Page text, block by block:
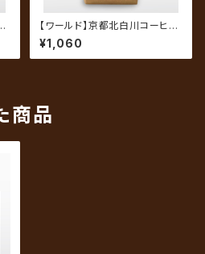
【ワールド】京都北白川コーヒ
ー ゆるやかブレンド 200g
（中挽き）
¥1,060
商品